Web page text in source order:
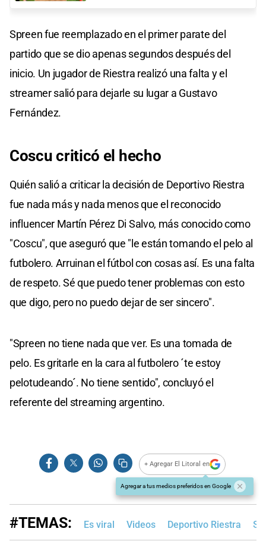
Spreen fue reemplazado en el primer parate del
partido que se dio apenas segundos después del
inicio. Un jugador de Riestra realizó una falta y el
streamer salió para dejarle su lugar a Gustavo
Fernández.
Coscu criticó el hecho
Quién salió a criticar la decisión de Deportivo Riestra
fue nada más y nada menos que el reconocido
influencer Martín Pérez Di Salvo, más conocido como
"Coscu", que aseguró que "le están tomando el pelo al
futbolero. Arruinan el fútbol con cosas así. Es una falta
de respeto. Sé que puedo tener problemas con esto
que digo, pero no puedo dejar de ser sincero".
"Spreen no tiene nada que ver. Es una tomada de
pelo. Es gritarle en la cara al futbolero ´te estoy
pelotudeando´. No tiene sentido", concluyó el
referente del streaming argentino.
+ Agregar El Litoral en
Agregar a tus medios preferidos en Google
#TEMAS: Es viral Videos Deportivo Riestra